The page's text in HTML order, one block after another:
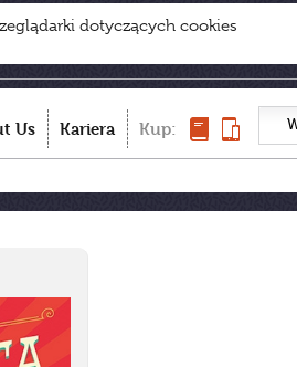
dotyczących cookies
Us Kariera Kup: